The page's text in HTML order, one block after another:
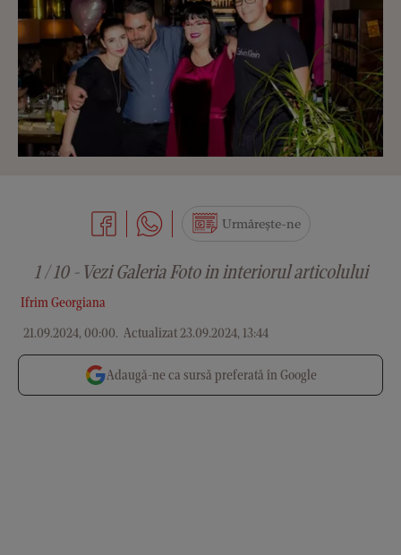
Ifrim Georgiana
21.09.2024, 00:00. Actualizat 23.09.2024, 13:44
Urmărește-ne
1 / 10 - Vezi Galeria Foto in interiorul articolului
Adaugă-ne ca sursă preferată în Google